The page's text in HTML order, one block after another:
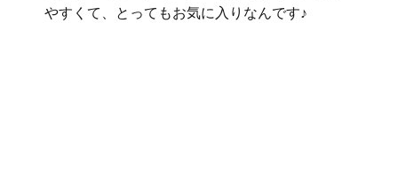
やすくて、とってもお気に入りなんです♪